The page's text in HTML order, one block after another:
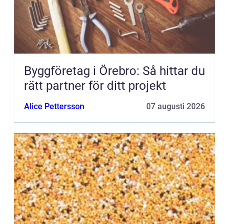
Byggföretag i Örebro: Så hittar du
rätt partner för ditt projekt
Alice Pettersson 07 augusti 2026